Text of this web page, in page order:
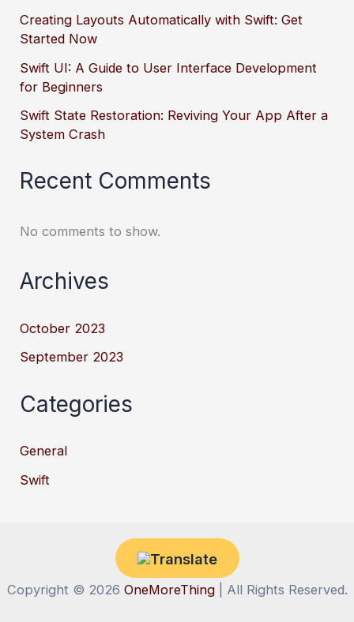
Creating Layouts Automatically with Swift: Get
Started Now
Swift UI: A Guide to User Interface Development
for Beginners
Swift State Restoration: Reviving Your App After a
System Crash
Recent Comments
No comments to show.
Archives
October 2023
September 2023
Categories
General
Swift
Copyright © 2026 OneMoreThing| All Rights Reserved.